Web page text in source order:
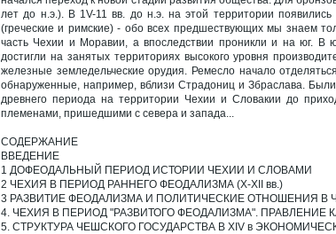
лет до н.э.). В 1V-11 вв. до н.э. на этой территории
(греческие и римские) - обо всех предшествующих мы знаем
часть Чехии и Моравии, а впоследствии проникли и на юг. В
достигли на занятых территориях высокого уровня
железные земледельческие орудия. Ремесло начало
обнаруженные, например, вблизи Страдониц и Збраслава.
древнего периода на территории Чехии и Словакии до
племенами, пришедшими с севера и запада...
СОДЕРЖАНИЕ
ВВЕДЕНИЕ
1 ДОФЕОДАЛЬНЫЙ ПЕРИОД ИСТОРИИ ЧЕХИИ И СЛОВАМИ
2 ЧЕХИЯ В ПЕРИОД РАННЕГО ФЕОДАЛИЗМА (X-XII вв.)
3 РАЗВИТИЕ ФЕОДАЛИЗМА И ПОЛИТИЧЕСКИЕ ОТНОШЕНИЯ В
4. ЧЕХИЯ В ПЕРИОД "РАЗВИТОГО ФЕОДАЛИЗМА". ПРАВЛЕНИЕ
5. СТРУКТУРА ЧЕШСКОГО ГОСУДАРСТВА В XIV в